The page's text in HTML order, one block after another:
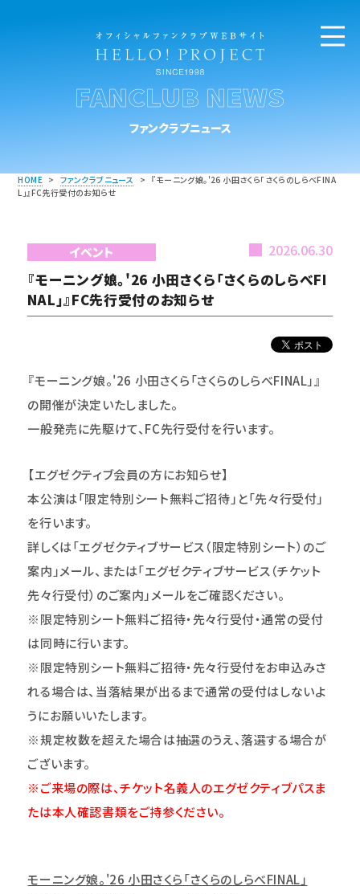
FANCLUB NEWS
ファンクラブニュース
HOME > ファンクラブニュース > 『モーニング娘。'26 小田さくら「さくらのしらべFINA
L」』FC先行受付のお知らせ
イベント 2026.06.30
『モーニング娘。'26 小田さくら「さくらのしらべFI
NAL」』FC先行受付のお知らせ
『モーニング娘。'26 小田さくら「さくらのしらべFINAL」』
の開催が決定いたしました。
一般発売に先駆けて、FC先行受付を行います。
【エグゼクティブ会員の方にお知らせ】
本公演は「限定特別シート無料ご招待」と「先々行受付」
を行います。
詳しくは「エグゼクティブサービス（限定特別シート）のご
案内」メール、または「エグゼクティブサービス（チケット
先々行受付）のご案内」メールをご確認ください。
※限定特別シート無料ご招待・先々行受付・通常の受付
は同時に行います。
※限定特別シート無料ご招待・先々行受付をお申込みさ
れる場合は、当落結果が出るまで通常の受付はしないよ
うにお願いいたします。
※規定枚数を超えた場合は抽選のうえ、落選する場合が
ございます。
※ご来場の際は、チケット名義人のエグゼクティブパスま
たは本人確認書類をご持参ください。
モーニング娘。'26 小田さくら「さくらのしらべFINAL」